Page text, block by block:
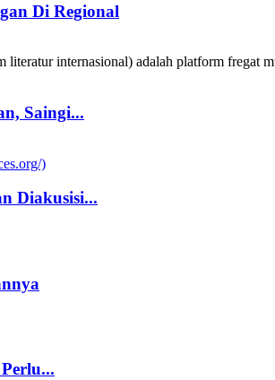
Di Regional
internasional) adalah platform fregat
Saingi...
Diakusisi...